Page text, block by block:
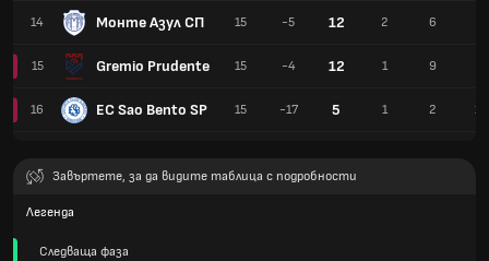
14 Монте Азул СП
15 Gremio Prudente
16 EC Sao Bento SP
15 -5 12 2 6
15 -4 12 1 9
15 -17 5 1 2 12
Завъртете, за да видите таблица с подробности
Легенда
Следваща фаза